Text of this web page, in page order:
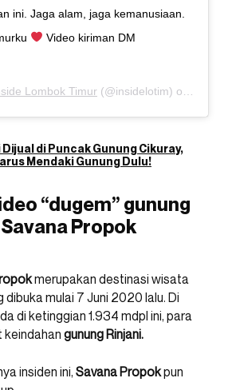
ini. Jaga alam, jaga kemanusiaan.
Video kiriman DM
Lombok Timur (@insidelotim) on
Dijual di Puncak Gunung Cikuray,
Mendaki Gunung Dulu!
“dugem” gunung
Propok
merupakan destinasi wisata
dibuka mulai 7 Juni 2020 lalu. Di
di ketinggian 1.934 mdpl ini, para
keindahan gunung Rinjani.
insiden ini, Savana Propokpun